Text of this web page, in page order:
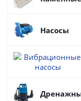
Насосы